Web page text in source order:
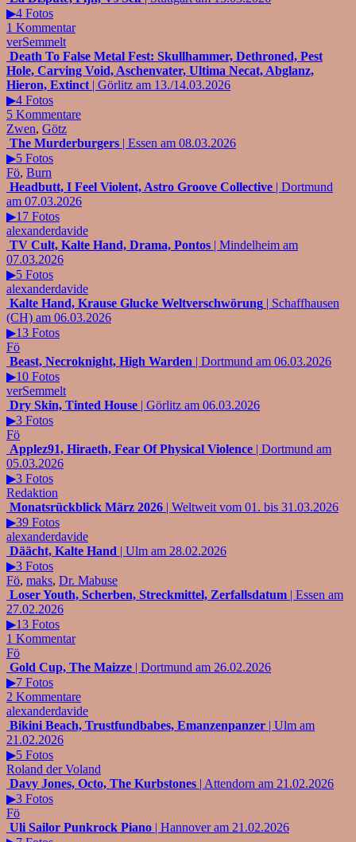
▶4 Fotos
1 Kommentar
verSemmelt
Death To False Metal Fest: Skullhammer, Dethroned, Pest
Hole, Carving Void, Aschenvater, Ultima Necat, Abglanz,
Hieron, Extinct | Görlitz am 13./14.03.2026
▶4 Fotos
5 Kommentare
Zwen, Götz
The Murderburgers | Essen am 08.03.2026
▶5 Fotos
Fö, Burn
Headbutt, I Feel Violent, Astro Groove Collective | Dortmund
am 07.03.2026
▶17 Fotos
alexanderdavide
TV Cult, Kalte Hand, Drama, Pontos | Mindelheim am
07.03.2026
▶5 Fotos
alexanderdavide
Kalte Hand, Krause Glucke Weltverschwörung | Schaffhausen
(CH) am 06.03.2026
▶13 Fotos
Fö
Beast, Necroknight, High Warden | Dortmund am 06.03.2026
▶10 Fotos
verSemmelt
Dry Skin, Tinted House | Görlitz am 06.03.2026
▶3 Fotos
Fö
Applez91, Hiraeth, Fear Of Physical Violence | Dortmund am
05.03.2026
▶3 Fotos
Redaktion
Monatsrückblick März 2026 | Weltweit vom 01. bis 31.03.2026
▶39 Fotos
alexanderdavide
Däächt, Kalte Hand | Ulm am 28.02.2026
▶3 Fotos
Fö, maks, Dr. Mabuse
Loser Youth, Scherben, Streckmittel, Zerfallsdatum | Essen am
27.02.2026
▶13 Fotos
1 Kommentar
Fö
Gold Cup, The Maizze | Dortmund am 26.02.2026
▶7 Fotos
2 Kommentare
alexanderdavide
Bikini Beach, Trustfundbabes, Emanzenpanzer | Ulm am
21.02.2026
▶5 Fotos
Roland der Voland
Davy Jones, Octo, The Kurbstones | Attendorn am 21.02.2026
▶3 Fotos
Fö
Uli Sailor Punkrock Piano | Hannover am 21.02.2026